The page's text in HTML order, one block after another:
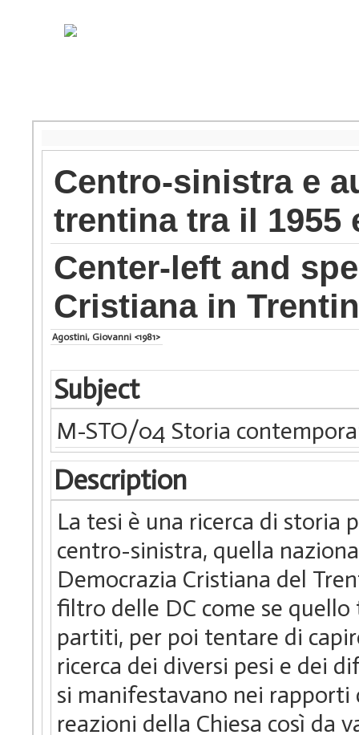
Centro-sinistra e
trentina tra il 1955
Center-left and
Cristiana in
Agostini, Giovanni <1981>
Subject
M-STO/04 Storia
Description
La tesi è una ricerca di storia
centro-sinistra, quella
Democrazia Cristiana del
filtro delle DC come se
partiti, per poi tentare di
ricerca dei diversi pesi e dei
si manifestavano nei rapporti
reazioni della Chiesa così da